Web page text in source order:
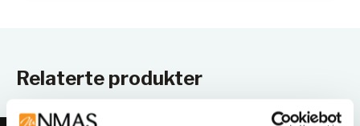
Relaterte produkter